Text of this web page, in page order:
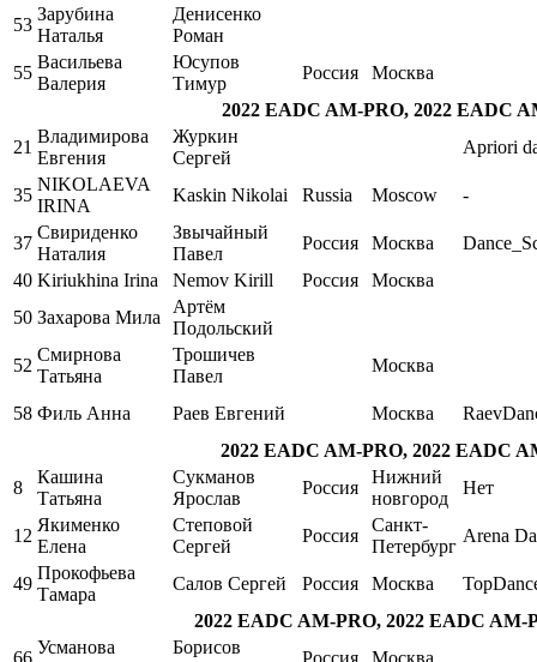
53
Зарубина
Наталья
Денисенко
Роман
55
Васильева
Валерия
Юсупов
Тимур
Россия
Москва
2022 EADC AM-PRO, 2022 EADC
21
Владимирова
Евгения
Журкин
Сергей
Apriori
35
NIKOLAEVA
IRINA
Kaskin Nikolai Russia Moscow -
37
Свириденко
Наталия
Звычайный
Павел
Россия Москва
40 Kiriukhina Irina Nemov Kirill Россия
Москва
50 Захарова Мила
Артём
Подольский
52
Смирнова
Татьяна
Трошичев
Павел
Москва
58 Филь Анна Раев Евгений Москва
2022 EADC AM-PRO, 2022 EADC
8
Кашина
Татьяна
Сукманов
Ярослав
Россия
Нижний
новгород
Нет
12
Якименко
Елена
Степовой
Сергей
Россия
Санкт-
Петербург
Arena
49
Прокофьева
Тамара
Салов Сергей Россия Москва
2022 EADC AM-PRO, 2022 EADC
Усманова
Борисов